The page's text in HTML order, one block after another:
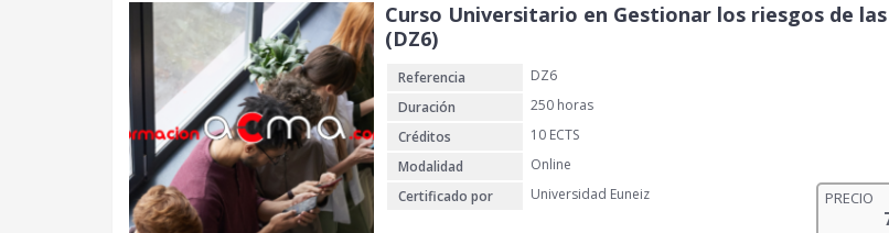
Curso Universitario en Gestionar los riesgos de
(DZ6)
Referencia
DZ6
Duración
250 horas
Créditos
10 ECTS
Modalidad
Online
Certificado por
Universidad Euneiz PRECIO